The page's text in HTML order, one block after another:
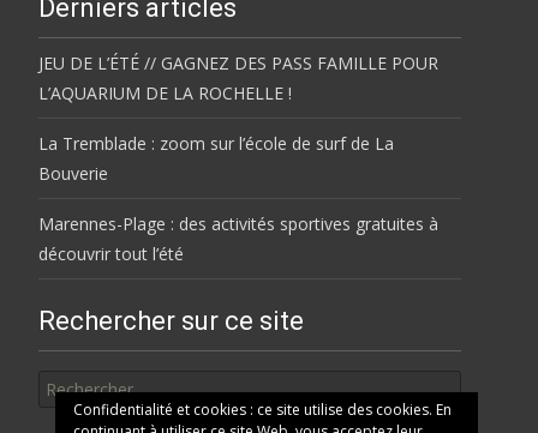
Derniers articles
JEU DE L’ÉTÉ // GAGNEZ DES PASS FAMILLE POUR
L’AQUARIUM DE LA ROCHELLE !
La Tremblade : zoom sur l’école de surf de La
Bouverie
Marennes-Plage : des activités sportives gratuites à
découvrir tout l’été
Rechercher sur ce site
Confidentialité et cookies : ce site utilise des cookies. En